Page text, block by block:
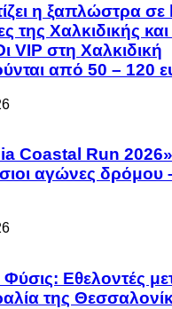
η ξαπλώστρα
της Χαλκιδικής και
VIP στη Χαλκιδική
από 50 – 120
Coastal Run
αγώνες δρόμου
Εθελοντές
της